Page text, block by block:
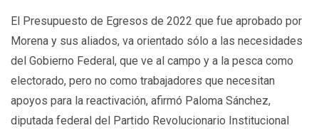
El Presupuesto de Egresos de 2022 que fue aprobado por
Morena y sus aliados, va orientado sólo a las necesidades
del Gobierno Federal, que ve al campo y a la pesca como
electorado, pero no como trabajadores que necesitan
apoyos para la reactivación, afirmó Paloma Sánchez,
diputada federal del Partido Revolucionario Institucional